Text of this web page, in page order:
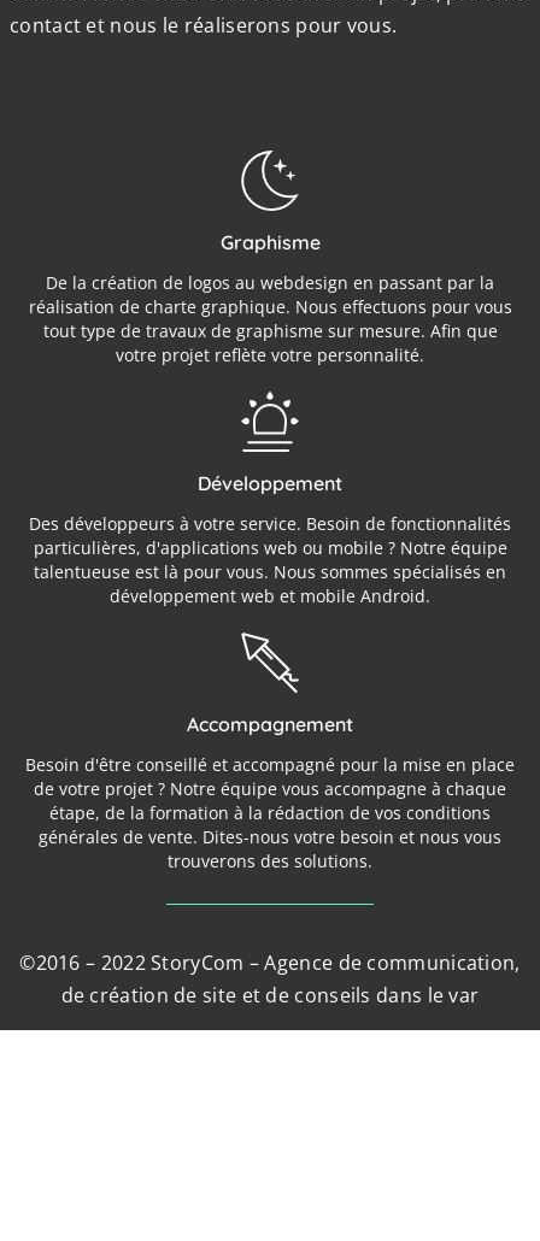
contact et nous le réaliserons pour vous.
Graphisme
De la création de logos au webdesign en passant par la
réalisation de charte graphique. Nous effectuons pour vous
tout type de travaux de graphisme sur mesure. Afin que
votre projet reflète votre personnalité.
Développement
Des développeurs à votre service. Besoin de fonctionnalités
particulières, d'applications web ou mobile ? Notre équipe
talentueuse est là pour vous. Nous sommes spécialisés en
développement web et mobile Android.
Accompagnement
Besoin d'être conseillé et accompagné pour la mise en place
de votre projet ? Notre équipe vous accompagne à chaque
étape, de la formation à la rédaction de vos conditions
générales de vente. Dites-nous votre besoin et nous vous
trouverons des solutions.
©2016 – 2022 StoryCom – Agence de communication,
de création de site et de conseils dans le var